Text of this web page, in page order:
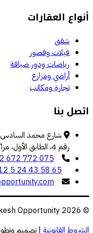
أنواع العقارات
شقق
فيلات وقصور
رياضات ودور ضيافة
أراضي ومزارع
تجارة ومكاتب
اتصل بنا
رقم 4، الطابق الأول، مراكش
672 772 075
5 24 43 58 65
© 2026 Marrakesh Opportunity. جميع الحقوق محفوظة
الشروط القانونية | تصميم